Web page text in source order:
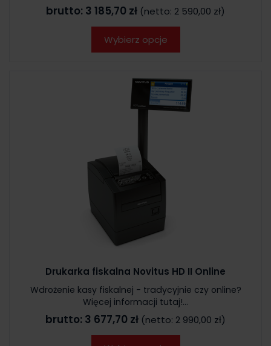
brutto: 3 185,70 zł (netto: 2 590,00 zł)
Wybierz opcje
Drukarka fiskalna Novitus HD II Online
Wdrożenie kasy fiskalnej - tradycyjnie czy online?
Więcej informacji tutaj!...
brutto: 3 677,70 zł (netto: 2 990,00 zł)